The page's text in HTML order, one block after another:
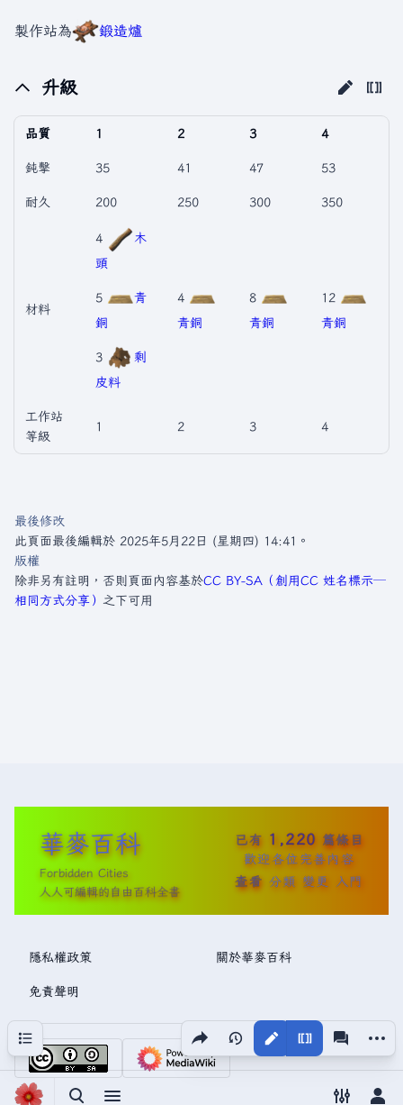
分享此頁面
視圖 更多
製作站為 鍛造爐
升級
品質 1 2 3 4
鈍擊 35 41 47 53
耐久 200 250 300 350
材料
4
木
頭
5
青
銅
3
剩
皮料
4
青銅
8
青銅
12
青銅
工作站
等級
1 2 3 4
目次
最後修改
此頁面最後編輯於 2025年5月22日 (星期四) 14:41。
版權
除非另有註明，否則頁面內容基於CC BY-SA（創用CC 姓名標示─
相同方式分享） 之下可用
華麥百科
Forbidden Cities
人人可編輯的自由百科全書
已有 1,220 篇條目
歡迎各位完善內容
查看 分類 變更 入門
隱私權政策 關於華麥百科
免責聲明